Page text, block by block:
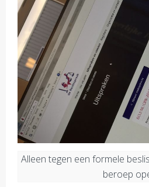
Alleen tegen een formele
beroep